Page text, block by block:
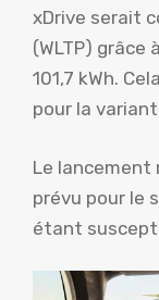
xDrive serait
(WLTP)
101,7 kWh.
pour la
Le lancement
prévu pour le
étant